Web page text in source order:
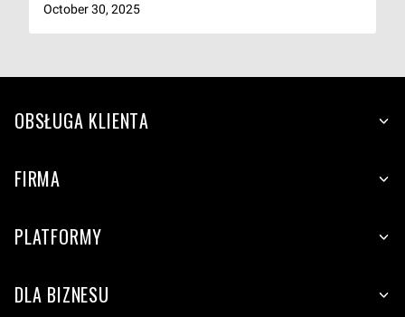
October 30, 2025
OBSŁUGA KLIENTA
FIRMA
PLATFORMY
DLA BIZNESU